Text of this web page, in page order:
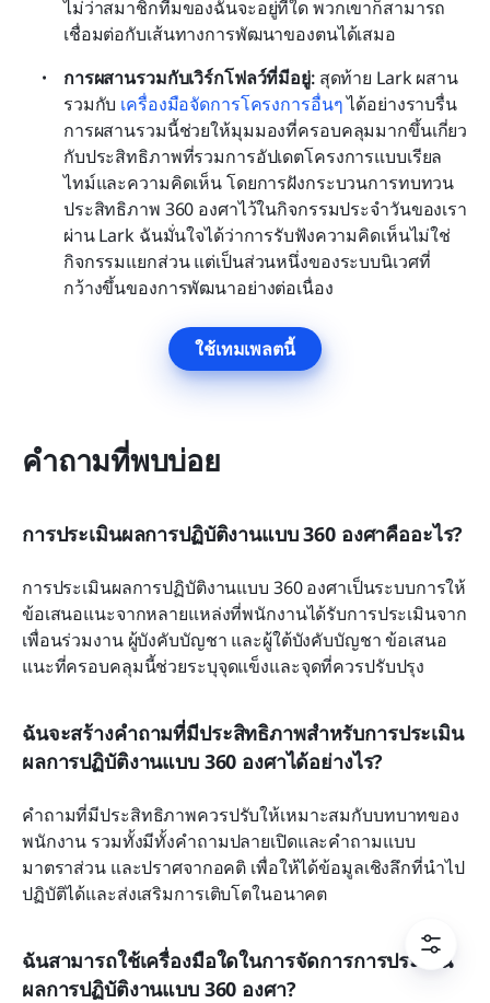
ไม่ว่าสมาชิกทีมของฉันจะอยู่ที่ใด พวกเขาก็สามารถ
เชื่อมต่อกับเส้นทางการพัฒนาของตนได้เสมอ
การผสานรวมกับเวิร์กโฟลว์ที่มีอยู่: สุดท้าย Lark ผสาน
รวมกับ เครื่องมือจัดการโครงการอื่นๆ ได้อย่างราบรื่น
การผสานรวมนี้ช่วยให้มุมมองที่ครอบคลุมมากขึ้นเกี่ยว
กับประสิทธิภาพที่รวมการอัปเดตโครงการแบบเรียล
ไทม์และความคิดเห็น โดยการฝังกระบวนการทบทวน
ประสิทธิภาพ 360 องศาไว้ในกิจกรรมประจำวันของเรา
ผ่าน Lark ฉันมั่นใจได้ว่าการรับฟังความคิดเห็นไม่ใช่
กิจกรรมแยกส่วน แต่เป็นส่วนหนึ่งของระบบนิเวศที่
กว้างขึ้นของการพัฒนาอย่างต่อเนื่อง
ใช้เทมเพลตนี้
คำถามที่พบบ่อย
การประเมินผลการปฏิบัติงานแบบ 360 องศาคืออะไร?
การประเมินผลการปฏิบัติงานแบบ 360 องศาเป็นระบบการให้
ข้อเสนอแนะจากหลายแหล่งที่พนักงานได้รับการประเมินจาก
เพื่อนร่วมงาน ผู้บังคับบัญชา และผู้ใต้บังคับบัญชา ข้อเสนอ
แนะที่ครอบคลุมนี้ช่วยระบุจุดแข็งและจุดที่ควรปรับปรุง
ฉันจะสร้างคำถามที่มีประสิทธิภาพสำหรับการประเมิน
ผลการปฏิบัติงานแบบ 360 องศาได้อย่างไร?
คำถามที่มีประสิทธิภาพควรปรับให้เหมาะสมกับบทบาทของ
พนักงาน รวมทั้งมีทั้งคำถามปลายเปิดและคำถามแบบ
มาตราส่วน และปราศจากอคติ เพื่อให้ได้ข้อมูลเชิงลึกที่นำไป
ปฏิบัติได้และส่งเสริมการเติบโตในอนาคต
ฉันสามารถใช้เครื่องมือใดในการจัดการการประเมิน
ผลการปฏิบัติงานแบบ 360 องศา?